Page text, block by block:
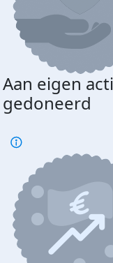
Aan eigen
gedoneerd